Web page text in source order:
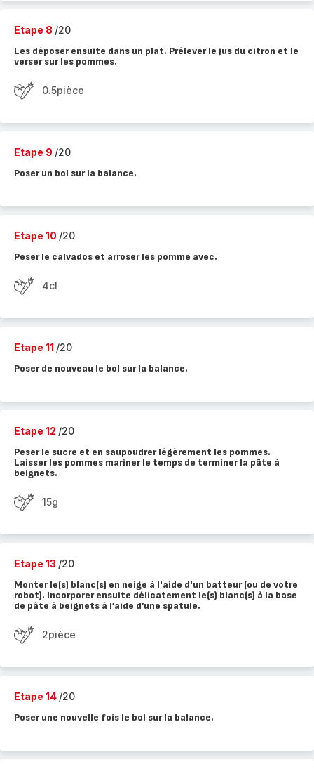
Etape 8 /20
Les déposer ensuite dans un plat. Prélever le jus du citron et le
verser sur les pommes.
0.5pièce
Etape 9 /20
Poser un bol sur la balance.
Etape 10 /20
Peser le calvados et arroser les pomme avec.
4cl
Etape 11 /20
Poser de nouveau le bol sur la balance.
Etape 12 /20
Peser le sucre et en saupoudrer légèrement les pommes.
Laisser les pommes mariner le temps de terminer la pâte à
beignets.
15g
Etape 13 /20
Monter le(s) blanc(s) en neige à l'aide d'un batteur (ou de votre
robot). Incorporer ensuite délicatement le(s) blanc(s) à la base
de pâte à beignets à l’aide d’une spatule.
2pièce
Etape 14 /20
Poser une nouvelle fois le bol sur la balance.